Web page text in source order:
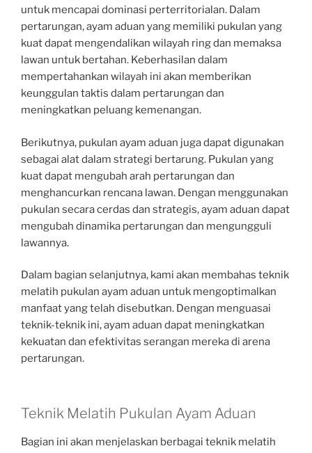
untuk mencapai dominasi perterritorialan. Dalam
pertarungan, ayam aduan yang memiliki pukulan yang
kuat dapat mengendalikan wilayah ring dan memaksa
lawan untuk bertahan. Keberhasilan dalam
mempertahankan wilayah ini akan memberikan
keunggulan taktis dalam pertarungan dan
meningkatkan peluang kemenangan.
Berikutnya, pukulan ayam aduan juga dapat digunakan
sebagai alat dalam strategi bertarung. Pukulan yang
kuat dapat mengubah arah pertarungan dan
menghancurkan rencana lawan. Dengan menggunakan
pukulan secara cerdas dan strategis, ayam aduan dapat
mengubah dinamika pertarungan dan mengungguli
lawannya.
Dalam bagian selanjutnya, kami akan membahas teknik
melatih pukulan ayam aduan untuk mengoptimalkan
manfaat yang telah disebutkan. Dengan menguasai
teknik-teknik ini, ayam aduan dapat meningkatkan
kekuatan dan efektivitas serangan mereka di arena
pertarungan.
Teknik Melatih Pukulan Ayam Aduan
Bagian ini akan menjelaskan berbagai teknik melatih